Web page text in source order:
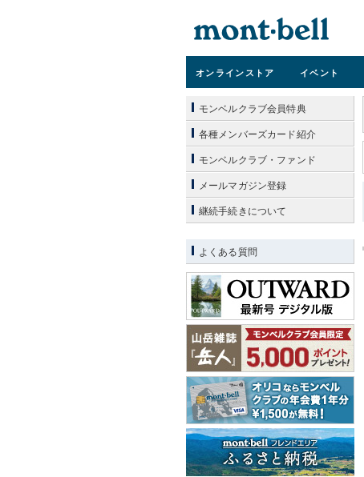
オンラインストア イベント
モンベルクラブ会員特典
各種メンバーズカード紹介
モンベルクラブ・ファンド
メールマガジン登録
継続手続きについて
よくある質問